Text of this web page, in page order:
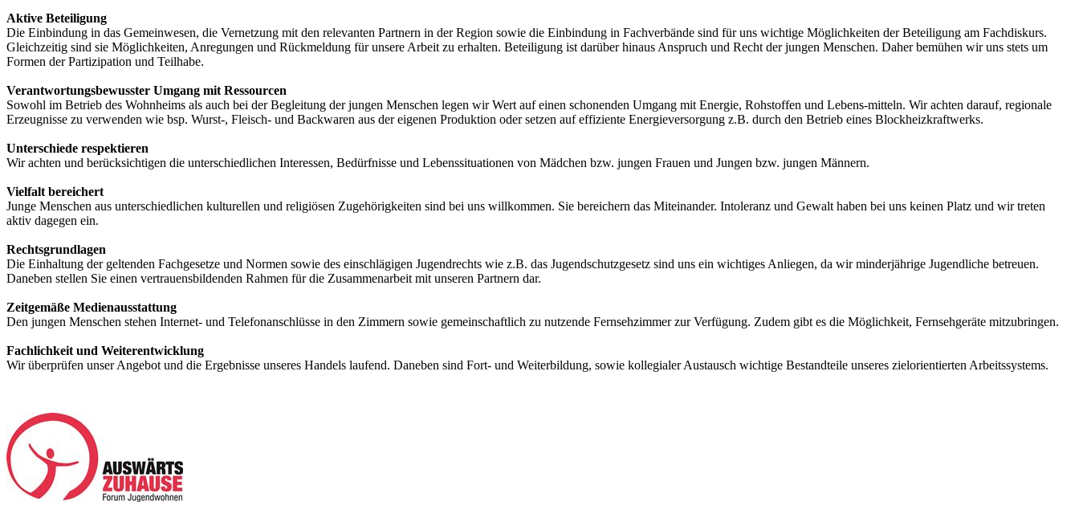
Aktive Beteiligung
Die Einbindung in das Gemeinwesen, die Vernetzung mit den relevanten Partnern in der Region sowie die Einbindung in Fachverbände sind für uns wichtige Möglichkeiten der Beteiligung am Fachdiskurs.
Gleichzeitig sind sie Möglichkeiten, Anregungen und Rückmeldung für unsere Arbeit zu erhalten. Beteiligung ist darüber hinaus Anspruch und Recht der jungen Menschen. Daher bemühen wir uns stets um
Formen der Partizipation und Teilhabe.
Verantwortungsbewusster Umgang mit Ressourcen
Sowohl im Betrieb des Wohnheims als auch bei der Begleitung der jungen Menschen legen wir Wert auf einen schonenden Umgang mit Energie, Rohstoffen und Lebens-mitteln. Wir achten darauf, regionale
Erzeugnisse zu verwenden wie bsp. Wurst-, Fleisch- und Backwaren aus der eigenen Produktion oder setzen auf effiziente Energieversorgung z.B. durch den Betrieb eines Blockheizkraftwerks.
Unterschiede respektieren
Wir achten und berücksichtigen die unterschiedlichen Interessen, Bedürfnisse und Lebenssituationen von Mädchen bzw. jungen Frauen und Jungen bzw. jungen Männern.
Vielfalt bereichert
Junge Menschen aus unterschiedlichen kulturellen und religiösen Zugehörigkeiten sind bei uns willkommen. Sie bereichern das Miteinander. Intoleranz und Gewalt haben bei uns keinen Platz und wir treten
aktiv dagegen ein.
Rechtsgrundlagen
Die Einhaltung der geltenden Fachgesetze und Normen sowie des einschlägigen Jugendrechts wie z.B. das Jugendschutzgesetz sind uns ein wichtiges Anliegen, da wir minderjährige Jugendliche betreuen.
Daneben stellen Sie einen vertrauensbildenden Rahmen für die Zusammenarbeit mit unseren Partnern dar.
Zeitgemäße Medienausstattung
Den jungen Menschen stehen Internet- und Telefonanschlüsse in den Zimmern sowie gemeinschaftlich zu nutzende Fernsehzimmer zur Verfügung. Zudem gibt es die Möglichkeit, Fernsehgeräte mitzubringen.
Fachlichkeit und Weiterentwicklung
Wir überprüfen unser Angebot und die Ergebnisse unseres Handels laufend. Daneben sind Fort- und Weiterbildung, sowie kollegialer Austausch wichtige Bestandteile unseres zielorientierten Arbeitssystems.